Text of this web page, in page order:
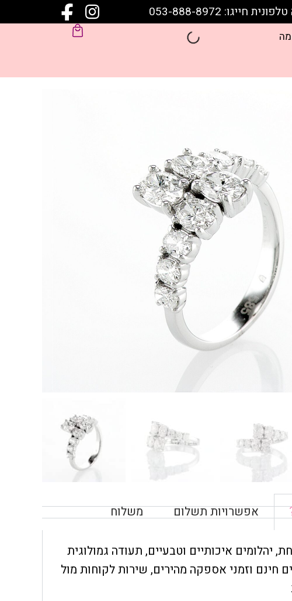
חייגו: 053-888-8972
אפשרויות תשלום משלוח
מאובטחת, יהלומים איכותיים וטבעיים, תעודה גמולוגית
חינם וזמני אספקה מהירים, שירות לקוחות מול